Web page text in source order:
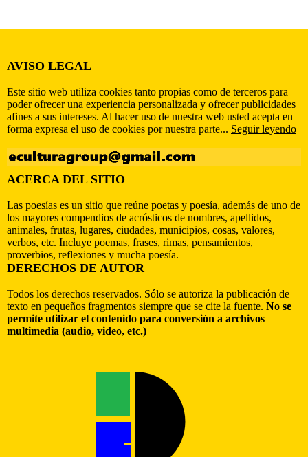
AVISO LEGAL
Este sitio web utiliza cookies tanto propias como de terceros para
poder ofrecer una experiencia personalizada y ofrecer publicidades
afines a sus intereses. Al hacer uso de nuestra web usted acepta en
forma expresa el uso de cookies por nuestra parte... Seguir leyendo
ACERCA DEL SITIO
Las poesías es un sitio que reúne poetas y poesía, además de uno de
los mayores compendios de acrósticos de nombres, apellidos,
animales, frutas, lugares, ciudades, municipios, cosas, valores,
verbos, etc. Incluye poemas, frases, rimas, pensamientos,
proverbios, reflexiones y mucha poesía.
DERECHOS DE AUTOR
Todos los derechos reservados. Sólo se autoriza la publicación de
texto en pequeños fragmentos siempre que se cite la fuente. No se
permite utilizar el contenido para conversión a archivos
multimedia (audio, video, etc.)